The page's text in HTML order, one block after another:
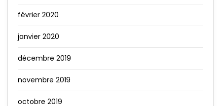
février 2020
janvier 2020
décembre 2019
novembre 2019
octobre 2019